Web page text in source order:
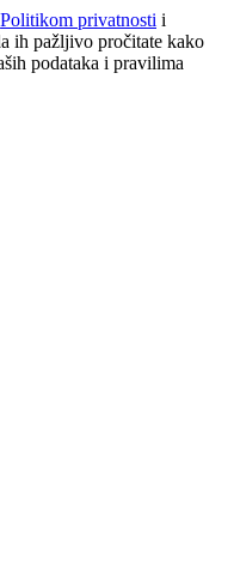
Politikom privatnosti i
ih pažljivo pročitate kako
podataka i pravilima